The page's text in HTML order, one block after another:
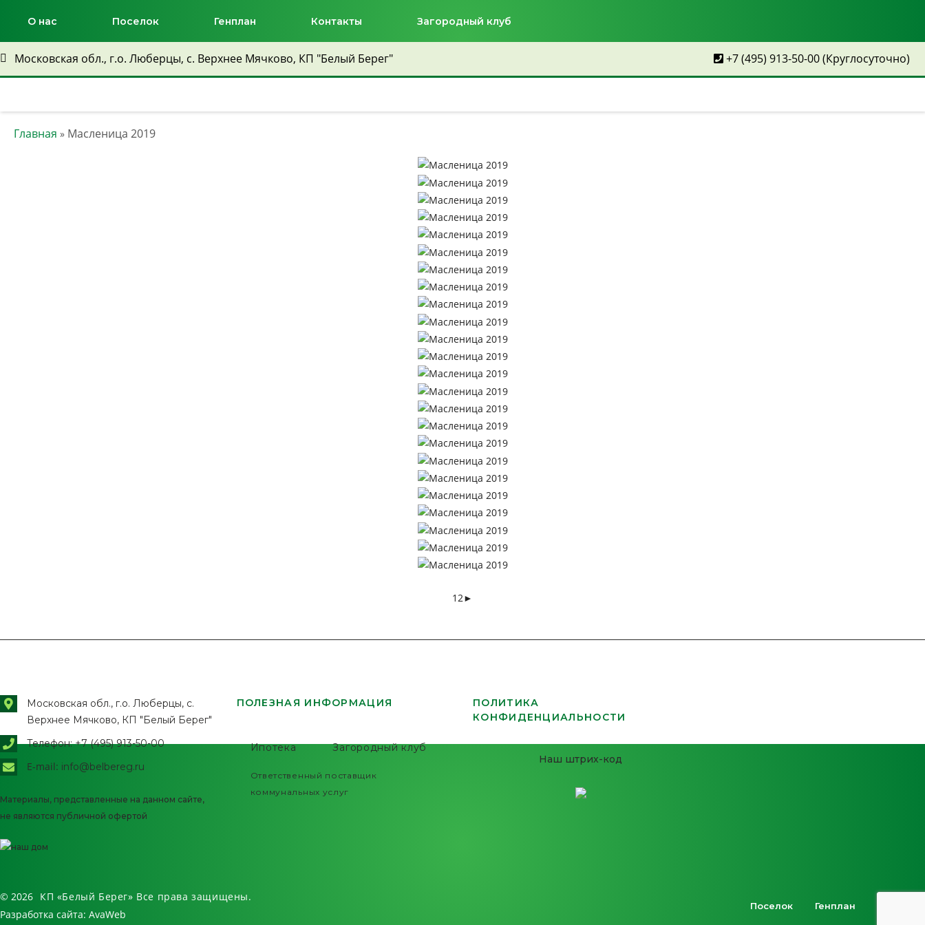
О нас Поселок Генплан Контакты Загородный клуб
Московская обл., г.о. Люберцы, с. Верхнее Мячково, КП "Белый Берег" +7 (495) 913-50-00(Круглосуточно)
Главная » Масленица 2019
12►
Московская обл., г.о. Люберцы, с.
Верхнее Мячково, КП "Белый Берег"
Телефон: +7 (495) 913-50-00
E-mail: info@belbereg.ru
Материалы, представленные на данном сайте,
не являются публичной офертой
ПОЛЕЗНАЯ ИНФОРМАЦИЯ
Ипотека Загородный клуб
Ответственный поставщик
коммунальных услуг
ПОЛИТИКА
КОНФИДЕНЦИАЛЬНОСТИ
Наш штрих-код
© 2026 КП «Белый Берег» Все права защищены.
Разработка сайта: AvaWeb
Поселок Генплан